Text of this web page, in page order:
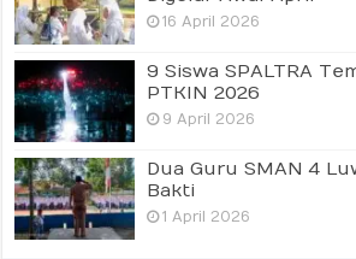
16 April 2026
9 Siswa SPALTRA
PTKIN 2026
9 April 2026
Dua Guru SMAN 4
Bakti
1 April 2026